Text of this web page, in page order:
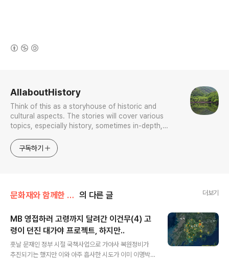
AllaboutHistory
Think of this as a storyhouse of historic and
cultural aspects. The stories will cover various
topics, especially history, sometimes in-depth,
approach will be to resist any common sense or
generalized viewpoint
구독하기
문화재와 함께한 나날들 의 다른 글 더보기
MB 영접하러 고령까지 달려간 이건무(4) 고
령이 던진 대가야 프로젝트, 하지만..
훗날 문재인 정부 시절 국책사업으로 가야사 복원정비가
추진되기는 했지만 이와 아주 흡사한 시도가 이미 이명박